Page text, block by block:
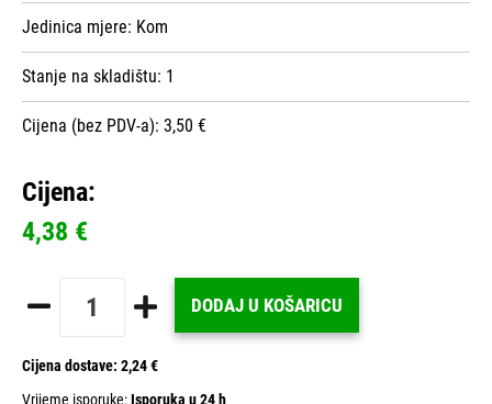
Jedinica mjere: Kom
Stanje na skladištu: 1
Cijena (bez PDV-a): 3,50 €
Cijena:
4,38 €
DODAJ U KOŠARICU
Cijena dostave: 2,24 €
Vrijeme isporuke:Isporuka u 24 h